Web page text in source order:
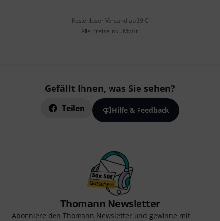
Kostenloser Versand ab 29 €
Alle Preise inkl. MwSt.
Gefällt Ihnen, was Sie sehen?
Teilen Hilfe & Feedback
Thomann Newsletter
Abonniere den Thomann Newsletter und gewinne mit